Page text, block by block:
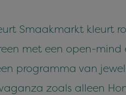
Smaakmarkt kleurt
met een open-
programma van
zoals alleen